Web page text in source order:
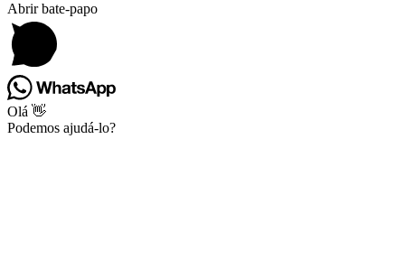
Abrir bate-papo
Olá 👋
Podemos ajudá-lo?